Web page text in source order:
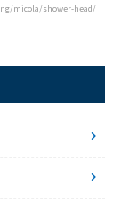
micola/shower-head/